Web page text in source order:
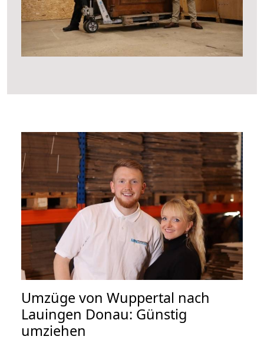
Umzüge von Wuppertal nach
Lauingen Donau: Günstig
umziehen